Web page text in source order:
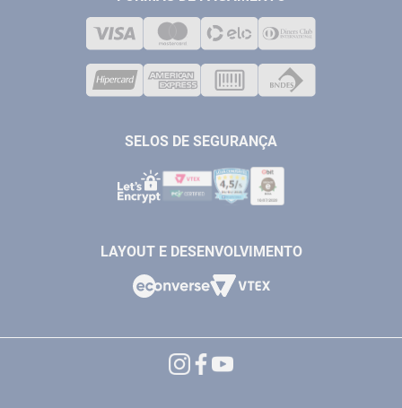
COMPRESSORES
VENDAS ONLINE@ANTFERRAMENTAS.COM.BR
SAC@ANTFERRAMENTAS.COM.BR
SELOS DE SEGURANÇA
LAYOUT E DESENVOLVIMENTO